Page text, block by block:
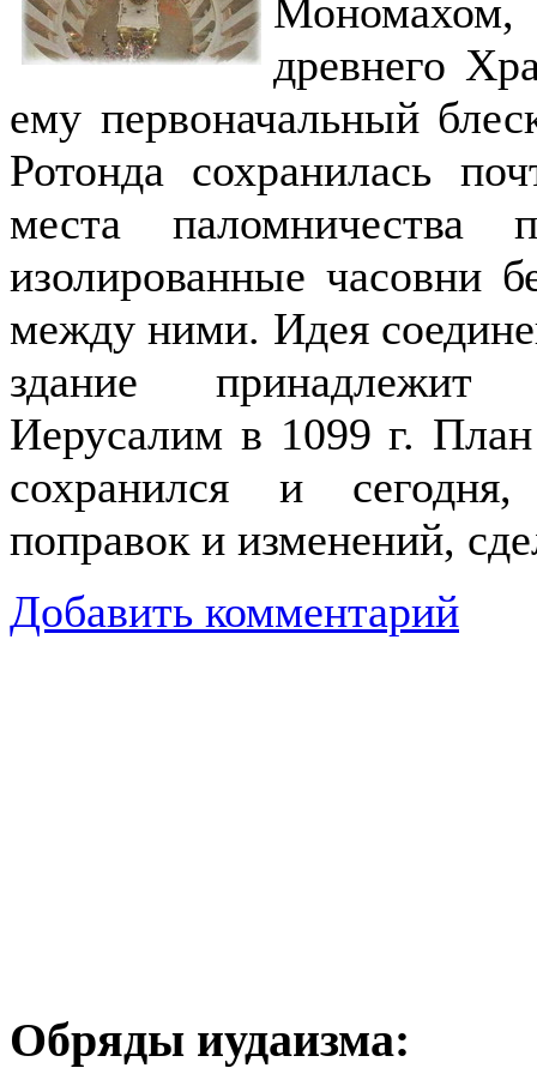
древнего
ему первоначальный
Ротонда сохранилась
места паломничества
изолированные часовни
между ними. Идея
здание принадлежит
Иерусалим в 1099 г.
сохранился и
поправок и изменений,
Добавить комментарий
Обряды иудаизма: